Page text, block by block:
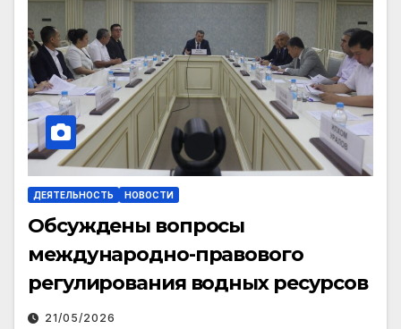
ДЕЯТЕЛЬНОСТЬ НОВОСТИ
Обсуждены вопросы
международно-правового
регулирования водных ресурсов
21/05/2026